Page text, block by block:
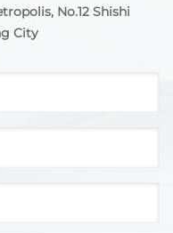
No.12 Shishi
City